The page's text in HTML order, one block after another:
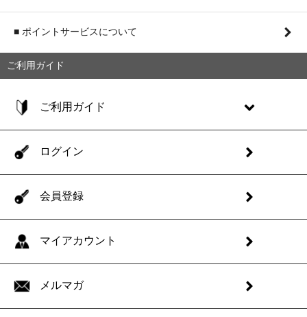
■ ポイントサービスについて
ご利用ガイド
ご利用ガイド
ログイン
会員登録
マイアカウント
メルマガ